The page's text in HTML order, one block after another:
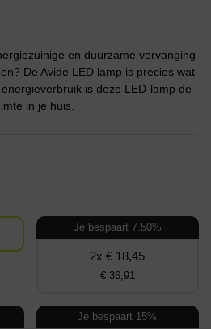
en duurzame vervanging
De Avide LED lamp is precies wat
is deze LED-lamp de
in je huis.
Je bespaart 7.50%
2x € 18,45
€ 36,91
Je bespaart 15%